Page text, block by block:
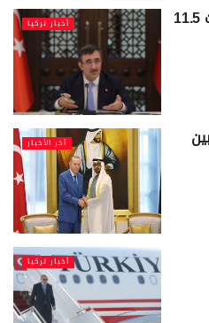
أخبار تركيا نائب أردوغان: ننتظر من الإمارات 11.5
آخر الأخبار بين
أخبار تركيا